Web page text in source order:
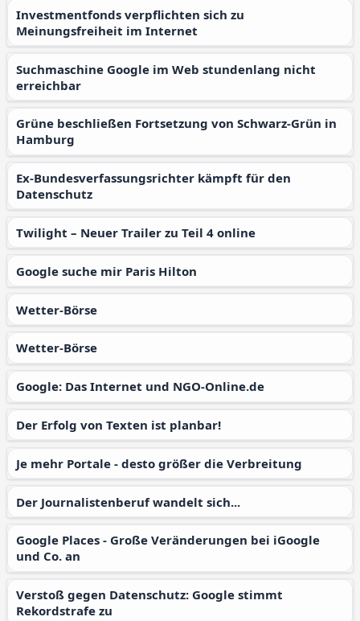
Investmentfonds verpflichten sich zu
Meinungsfreiheit im Internet
Suchmaschine Google im Web stundenlang nicht
erreichbar
Grüne beschließen Fortsetzung von Schwarz-Grün in
Hamburg
Ex-Bundesverfassungsrichter kämpft für den
Datenschutz
Twilight – Neuer Trailer zu Teil 4 online
Google suche mir Paris Hilton
Wetter-Börse
Wetter-Börse
Google: Das Internet und NGO-Online.de
Der Erfolg von Texten ist planbar!
Je mehr Portale - desto größer die Verbreitung
Der Journalistenberuf wandelt sich...
Google Places - Große Veränderungen bei iGoogle
und Co. an
Verstoß gegen Datenschutz: Google stimmt
Rekordstrafe zu